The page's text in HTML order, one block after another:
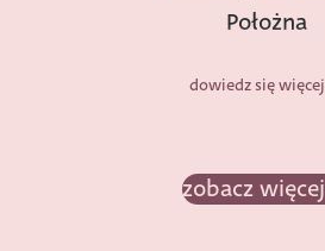
Położna
dowiedz się więcej
zobacz więcej